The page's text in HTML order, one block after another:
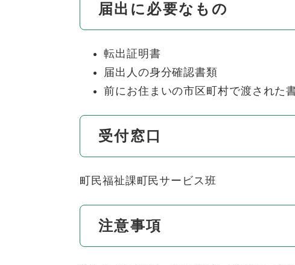
届出に必要なもの
転出証明書
届出人の身分確認書類
前にお住まいの市区町村で渡された
受付窓口
町民福祉課町民サービス班
注意事項